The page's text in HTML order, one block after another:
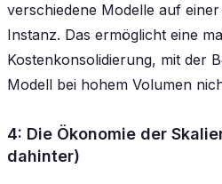
verschiedene Modelle auf
Instanz. Das ermöglicht eine
Kostenkonsolidierung, mit der
Modell bei hohem Volumen
4: Die Ökonomie der
dahinter)